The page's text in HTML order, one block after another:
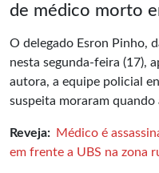
de médico morto
O delegado Esron Pinho,
nesta segunda-feira (17),
autora, a equipe policial
suspeita moraram quando
Reveja: Médico é
em frente a UBS na zona